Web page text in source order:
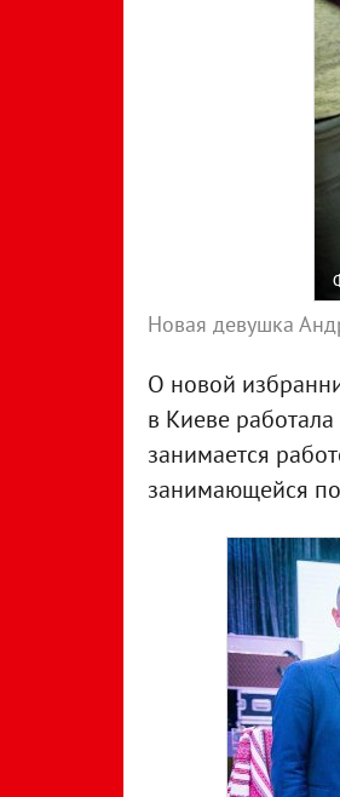
Новая девушка
О новой
в Киеве
занимается
занимающейся